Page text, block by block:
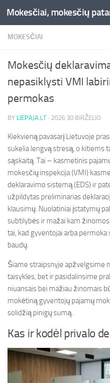
Skip to content
MOKESČIAI
Mokesčių
nepasiklysti VMI
permokas
BY LIEPAJA.LT · 2026 30 BIRŽELIO
Kiekvieną pavasarį Lietuvoje
sukelia lengvą stresą, o kitiems
sąskaitą. Tai – kasmetinis
mokesčių inspekcija (VMI)
deklaravimo sistemą (EDS) ir
užpildytas preliminarias
klausimų. Nuolatiniai įstatymų
subtilybės ir mažai kam
tai, kad gyventojai arba
baudų.
Šiame straipsnyje apžvelgsime
taisykles, bet ir pasidalinsime
niuansais bei mažiau žinomais
mokėtiną gyventojų pajamų
solidžią pinigų sumą.
Kas ir kodėl privalo